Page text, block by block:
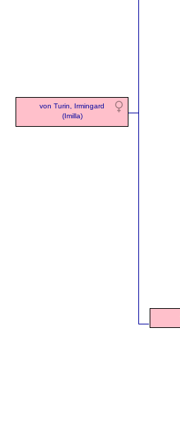
von Turin, Irmingard
(Imilla)